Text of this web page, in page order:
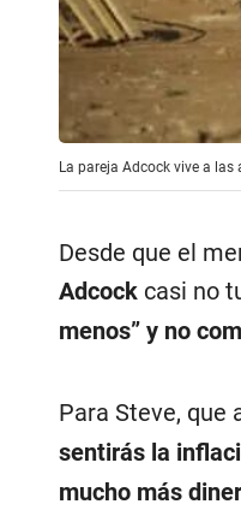
La pareja Adcock vive a las
Desde que el
Adcock casi no
menos” y no
Para Steve, que
sentirás la
mucho más